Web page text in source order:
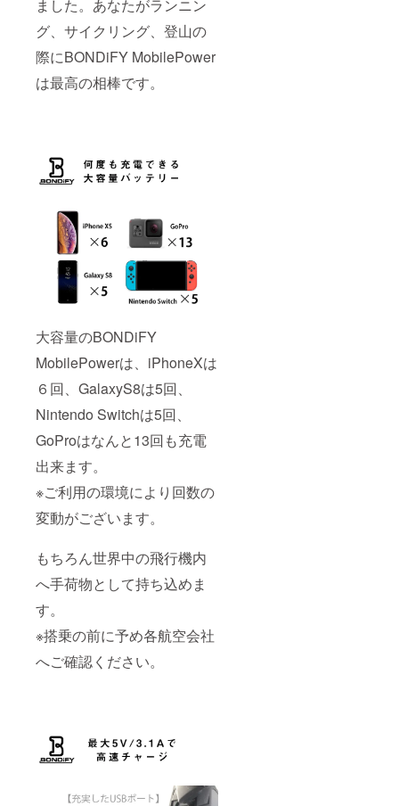
ました。あなたがランニン
グ、サイクリング、登山の
際にBONDiFY MobilePower
は最高の相棒です。
大容量のBONDiFY
MobilePowerは、iPhoneXは
６回、GalaxyS8は5回、
Nintendo Switchは5回、
GoProはなんと13回も充電
出来ます。
※ご利用の環境により回数の
変動がございます。
もちろん世界中の飛行機内
へ手荷物として持ち込めま
す。
※搭乗の前に予め各航空会社
へご確認ください。